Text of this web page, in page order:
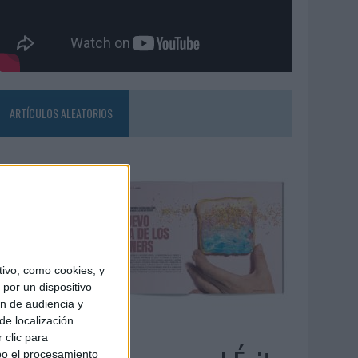
como cookies, y
un dispositivo
de audiencia y
localización
clic para
el procesamiento
ARTÍCULOS ALEATORIOS
04/08/2026